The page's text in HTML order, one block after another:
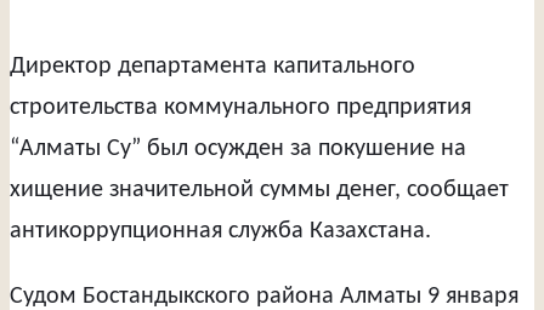
Директор департамента капитального
строительства коммунального предприятия
“Алматы Су” был осужден за покушение на
хищение значительной суммы денег, сообщает
антикоррупционная служба Казахстана.
Судом Бостандыкского района Алматы 9 января